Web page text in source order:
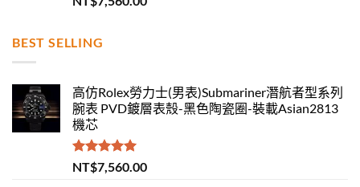
滿分 5
BEST SELLING
高仿Rolex勞力士(男表)Submariner潛航者型系列
腕表 PVD鍍層表殼-黑色陶瓷圈-裝載Asian2813
機芯
評分 5.00
滿分 5
NT$7,560.00